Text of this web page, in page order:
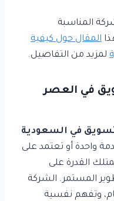
المناسبة
المقال حول كيفية
لمزيد من التفاصيل.
في العصر
في السعودية
واحدة أو تعتمد على
القدرة على
المستمر. الشركة
وتفهم نفسية